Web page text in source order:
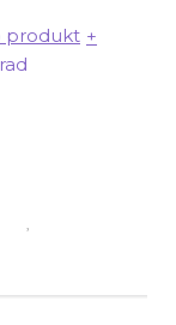
priset
var:
priset
produkt +